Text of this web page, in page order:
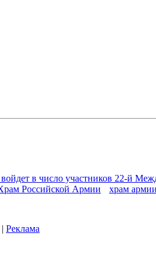
в число участников 22-й
Российской Армии храм армии
| Реклама